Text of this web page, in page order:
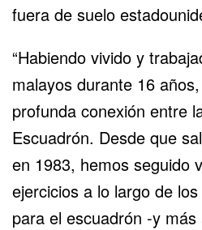
fuera de suelo
“Habiendo vivido y
malayos durante 16
profunda conexión entre
Escuadrón. Desde que
en 1983, hemos seguido
ejercicios a lo largo de
para el escuadrón -y